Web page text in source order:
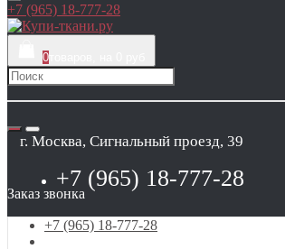
+7 (965) 18-777-28
0
г. Москва, Сигнальный проезд, 39
+7 (965) 18-777-28
Заказ звонка
+7 (965) 18-777-28